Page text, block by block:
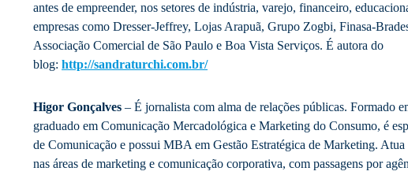
antes de empreender, nos setores de indústria, varejo, financeiro,
empresas como Dresser-Jeffrey, Lojas Arapuã, Grupo Zogbi, Finasa-
Associação Comercial de São Paulo e Boa Vista Serviços. É autora do
blog: http://sandraturchi.com.br/
Higor Gonçalves – É jornalista com alma de relações públicas. Formado
graduado em Comunicação Mercadológica e Marketing do Consumo, é
de Comunicação e possui MBA em Gestão Estratégica de Marketing. Atua
nas áreas de marketing e comunicação corporativa, com passagens por